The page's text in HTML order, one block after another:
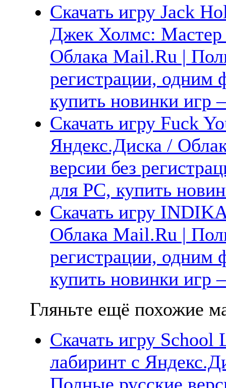
Скачать игру Jack
Джек Холмс: Мастер
Облака Mail.Ru |
регистрации, одним
купить новинки
Скачать игру Fuck
Яндекс.Диска /
версии без
для PC, купить
Скачать игру
Облака Mail.Ru |
регистрации, одним
купить новинки
Гляньте ещё похожие
Скачать игру
лабиринт с